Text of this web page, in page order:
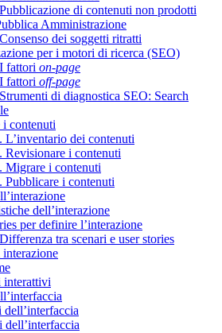
di contenuti non prodotti
Amministrazione
dei soggetti ritratti
per i motori di ricerca (SEO)
fattori on-page
fattori off-page
di diagnostica SEO: Search
i contenuti
L’inventario dei contenuti
Revisionare i contenuti
Migrare i contenuti
Pubblicare i contenuti
dell’interazione
per definire l’interazione
tra scenari e user stories
interattivi
dell’interfaccia